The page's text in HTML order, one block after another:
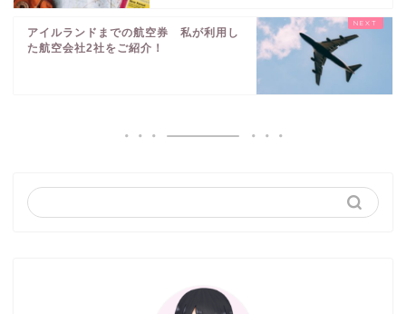
アイルランドまでの航空券 私が利用し
た航空会社2社をご紹介！